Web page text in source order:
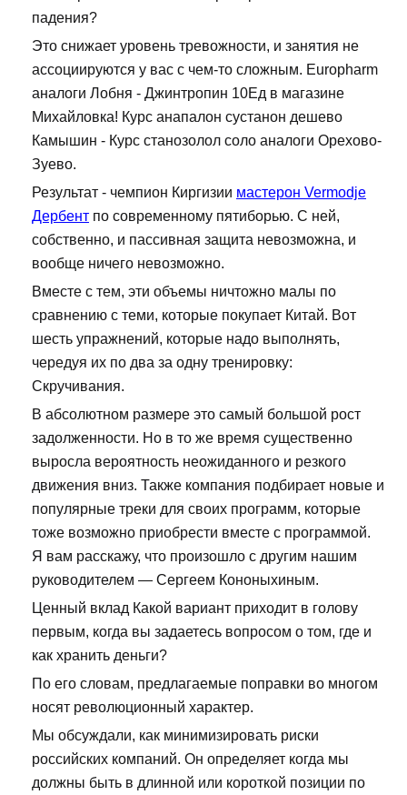
падения?
Это снижает уровень тревожности, и занятия не
ассоциируются у вас с чем-то сложным. Europharm
аналоги Лобня - Джинтропин 10Ед в магазине
Михайловка! Курс анапалон сустанон дешево
Камышин - Курс станозолол соло аналоги Орехово-
Зуево.
Результат - чемпион Киргизии мастерон Vermodje
Дербент по современному пятиборью. С ней,
собственно, и пассивная защита невозможна, и
вообще ничего невозможно.
Вместе с тем, эти объемы ничтожно малы по
сравнению с теми, которые покупает Китай. Вот
шесть упражнений, которые надо выполнять,
чередуя их по два за одну тренировку:
Скручивания.
В абсолютном размере это самый большой рост
задолженности. Но в то же время существенно
выросла вероятность неожиданного и резкого
движения вниз. Также компания подбирает новые и
популярные треки для своих программ, которые
тоже возможно приобрести вместе с программой.
Я вам расскажу, что произошло с другим нашим
руководителем — Сергеем Кононыхиным.
Ценный вклад Какой вариант приходит в голову
первым, когда вы задаетесь вопросом о том, где и
как хранить деньги?
По его словам, предлагаемые поправки во многом
носят революционный характер.
Мы обсуждали, как минимизировать риски
российских компаний. Он определяет когда мы
должны быть в длинной или короткой позиции по